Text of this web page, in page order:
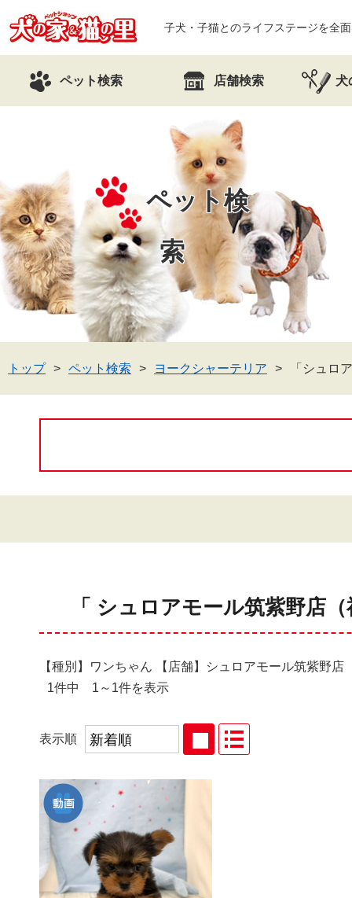
子犬・子猫とのライフステージを全
ペット検索 店舗検索 犬
ペット検
索
トップ ペット検索 ヨークシャーテリア 「シュロ
「 シュロアモール筑紫野店
【種別】ワンちゃん 【店舗】シュロアモール筑紫野店
1件中 1～1件を表示
表示順